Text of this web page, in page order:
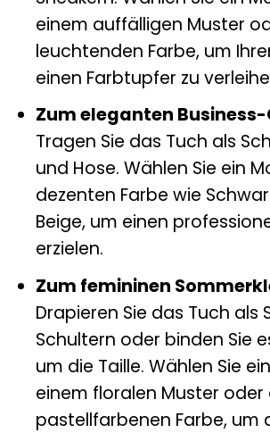
einem auffälligen Muster
leuchtenden Farbe, um
einen Farbtupfer zu
Zum eleganten
Tragen Sie das Tuch als
und Hose. Wählen Sie ein
dezenten Farbe wie
Beige, um einen
erzielen.
Zum femininen
Drapieren Sie das Tuch als
Schultern oder binden Sie
um die Taille. Wählen Sie
einem floralen Muster oder
pastellfarbenen Farbe, um